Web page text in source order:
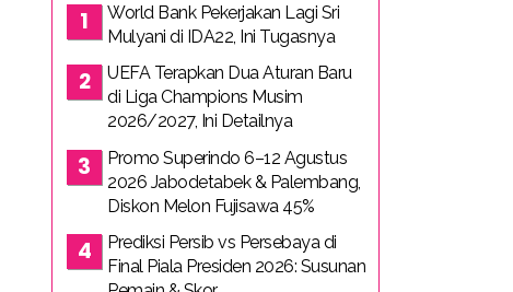
World Bank Pekerjakan Lagi Sri
Mulyani di IDA22, Ini Tugasnya
UEFA Terapkan Dua Aturan Baru
di Liga Champions Musim
2026/2027, Ini Detailnya
Promo Superindo 6–12 Agustus
2026 Jabodetabek & Palembang,
Diskon Melon Fujisawa 45%
Prediksi Persib vs Persebaya di
Final Piala Presiden 2026: Susunan